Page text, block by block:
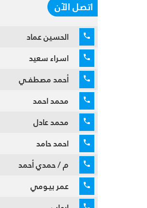
اتصل الآن
الحسين عماد
اسراء سعيد
أحمد مصطفـي
محمد احمد
محمد عادل
احمد حامد
م / حمدي أحمد
عمر بيـومي